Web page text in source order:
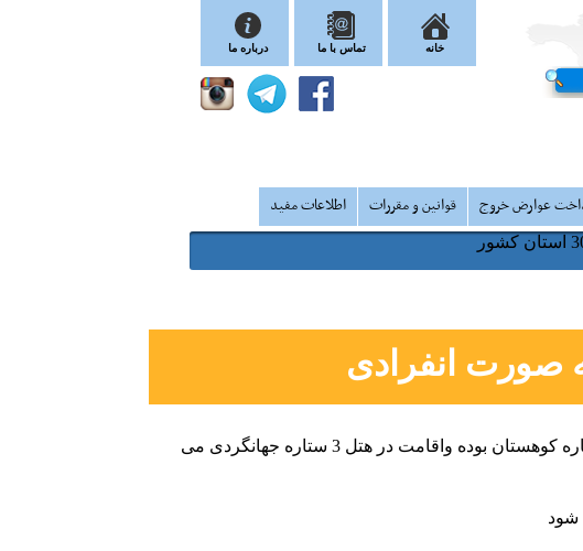
درباره ما تماس با ما خانه
عوارض خروج قوانین و مقررات
اطلاعات مفید
صورت انفرادی
1 ستاره هتل خاتم است و اقامت در هتل 3 ستاره کوهستان بوده واقامت در هتل 3 ستاره جهانگردی می
شود